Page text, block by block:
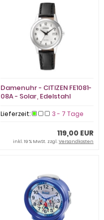
Damenuhr - CITIZEN FE1081-
08A - Solar, Edelstahl
Lieferzeit: 3 - 7 Tage
119,00 EUR
inkl. 19 % MwSt. zzgl.Versandkosten